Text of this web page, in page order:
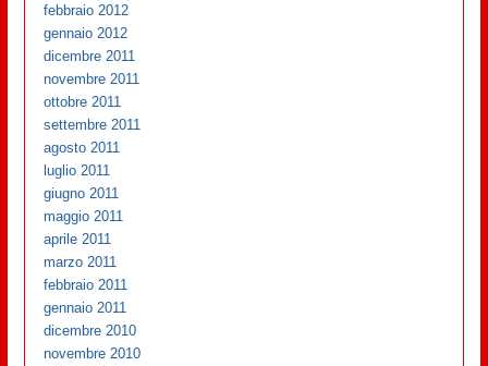
febbraio 2012
gennaio 2012
dicembre 2011
novembre 2011
ottobre 2011
settembre 2011
agosto 2011
luglio 2011
giugno 2011
maggio 2011
aprile 2011
marzo 2011
febbraio 2011
gennaio 2011
dicembre 2010
novembre 2010